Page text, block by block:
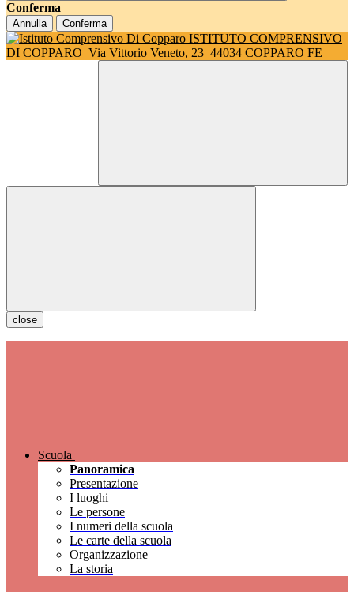
Conferma
Annulla Conferma
ISTITUTO COMPRENSIVO
DI COPPARO Via Vittorio Veneto, 23 44034 COPPARO FE
close
Scuola
Panoramica
Presentazione
I luoghi
Le persone
I numeri della scuola
Le carte della scuola
Organizzazione
La storia